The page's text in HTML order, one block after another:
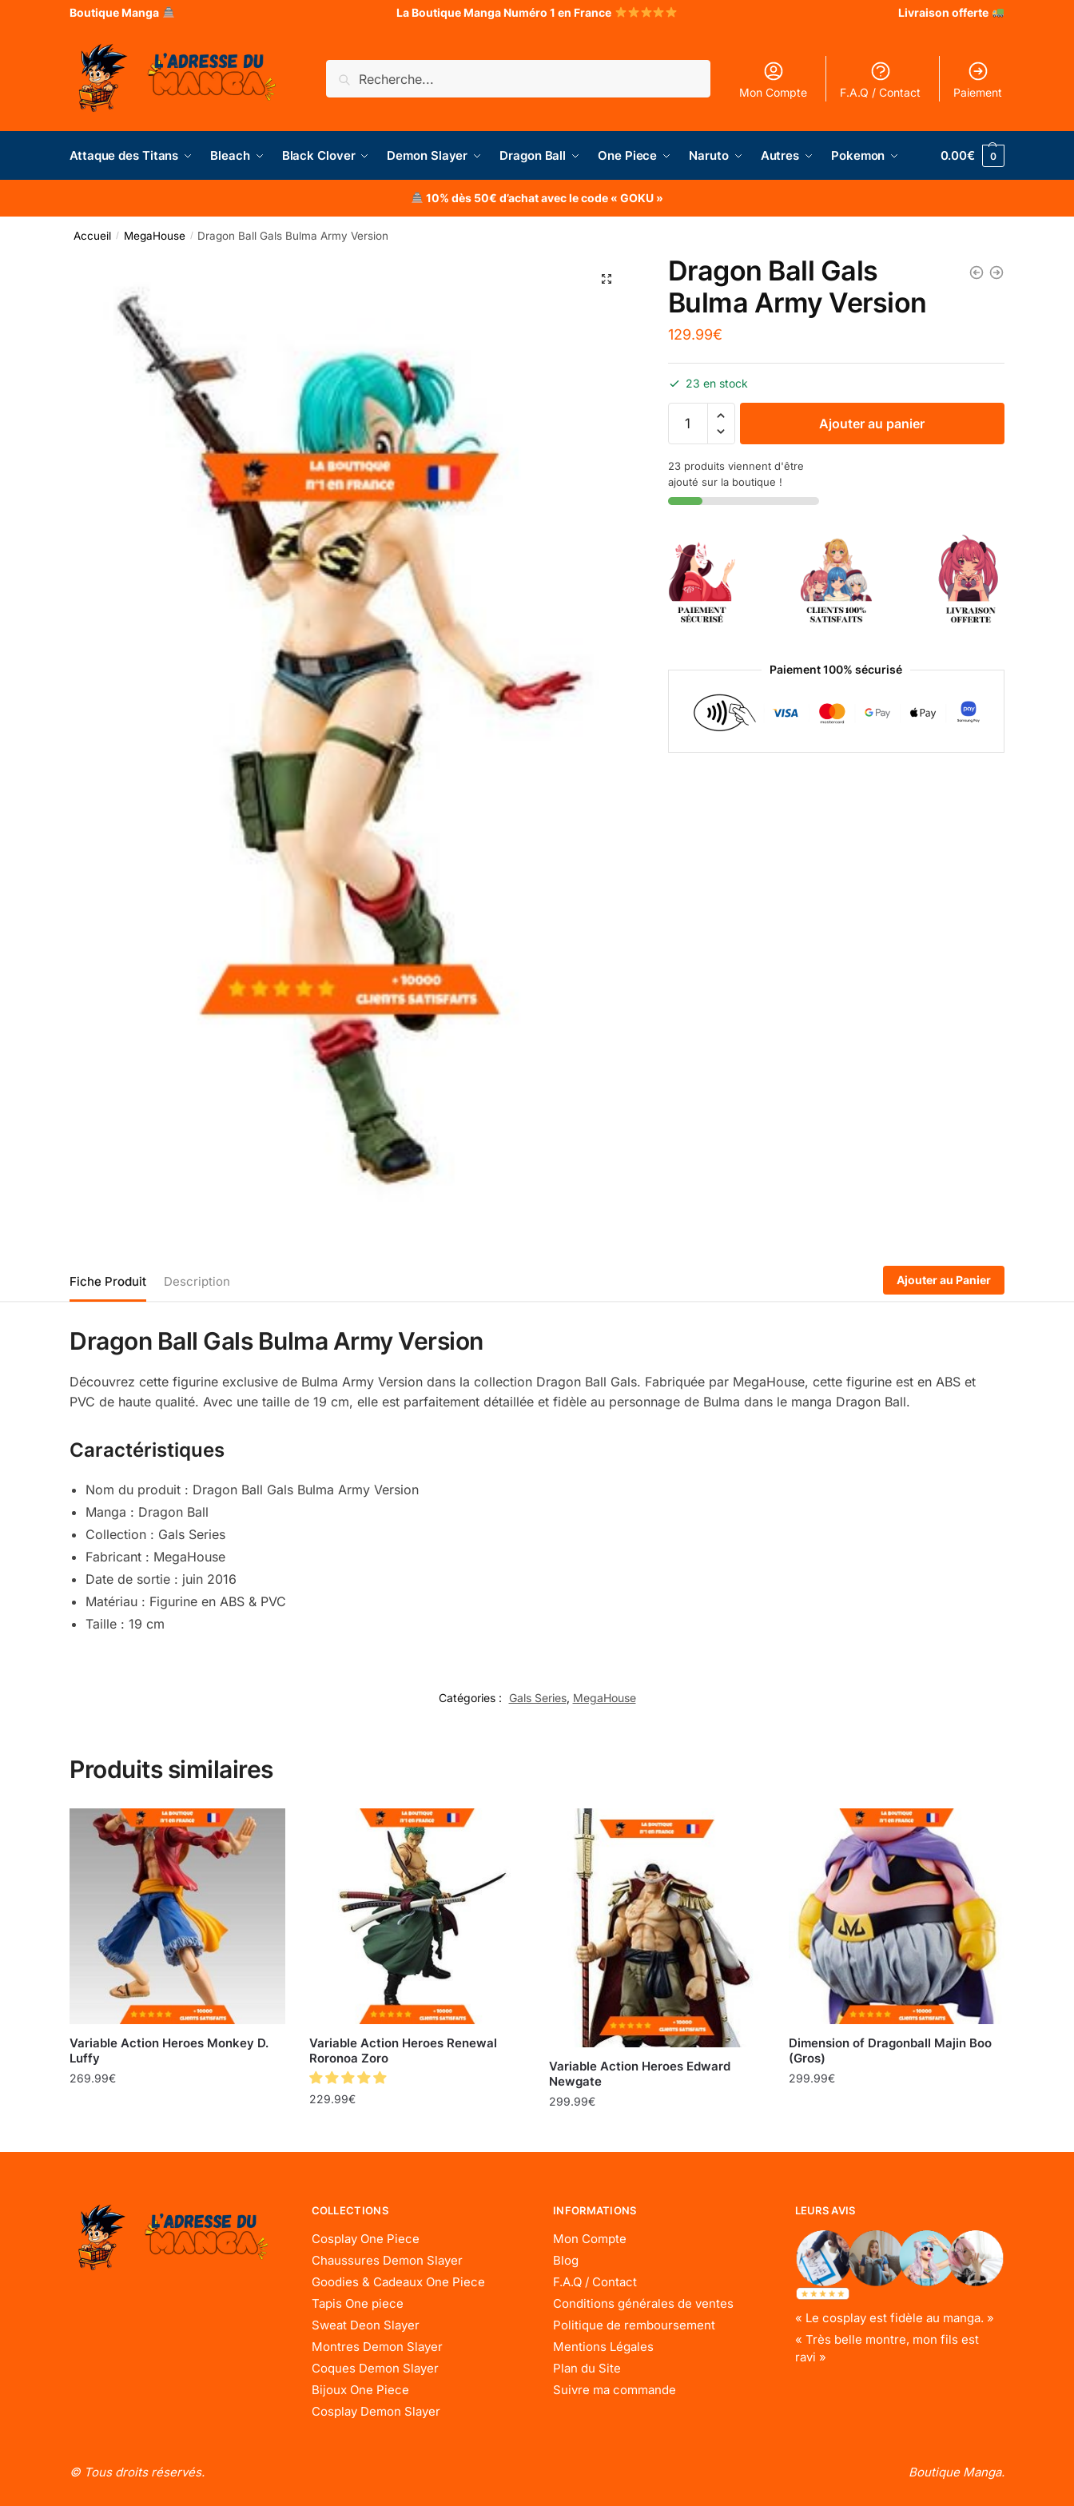
Boutique Manga La Boutique Manga Numéro 1 en France Livraison offerte
Mon Compte F.A.Q / Contact Paiement
Attaque des Titans Bleach Black Clover Demon Slayer Dragon Ball One Piece Naruto Autres Pokemon 0.00€ 0
10% dès 50€ d’achat avec le code « GOKU »
Accueil / MegaHouse / Dragon Ball Gals Bulma Army Version
Dragon Ball Gals
Bulma Army Version
129.99€
23 en stock
Ajouter au panier
23 produits viennent d'être
ajouté sur la boutique !
Paiement 100% sécurisé
Fiche Produit Description Ajouter au Panier
Dragon Ball Gals Bulma Army Version
Découvrez cette figurine exclusive de Bulma Army Version dans la collection Dragon Ball Gals. Fabriquée par MegaHouse, cette figurine est en ABS et
PVC de haute qualité. Avec une taille de 19 cm, elle est parfaitement détaillée et fidèle au personnage de Bulma dans le manga Dragon Ball.
Caractéristiques
Nom du produit : Dragon Ball Gals Bulma Army Version
Manga : Dragon Ball
Collection : Gals Series
Fabricant : MegaHouse
Date de sortie : juin 2016
Matériau : Figurine en ABS & PVC
Taille : 19 cm
Catégories : Gals Series, MegaHouse
Produits similaires
Variable Action Heroes Monkey D.
Luffy
269.99€
Variable Action Heroes Renewal
Roronoa Zoro
229.99€
Variable Action Heroes Edward
Newgate
299.99€
Dimension of Dragonball Majin Boo
(Gros)
299.99€
COLLECTIONS
Cosplay One Piece
Chaussures Demon Slayer
Goodies & Cadeaux One Piece
Tapis One piece
Sweat Deon Slayer
Montres Demon Slayer
Coques Demon Slayer
Bijoux One Piece
Cosplay Demon Slayer
INFORMATIONS
Mon Compte
Blog
F.A.Q / Contact
Conditions générales de ventes
Politique de remboursement
Mentions Légales
Plan du Site
Suivre ma commande
LEURS AVIS
« Le cosplay est fidèle au manga. »
« Très belle montre, mon fils est
ravi »
© Tous droits réservés. Boutique Manga.